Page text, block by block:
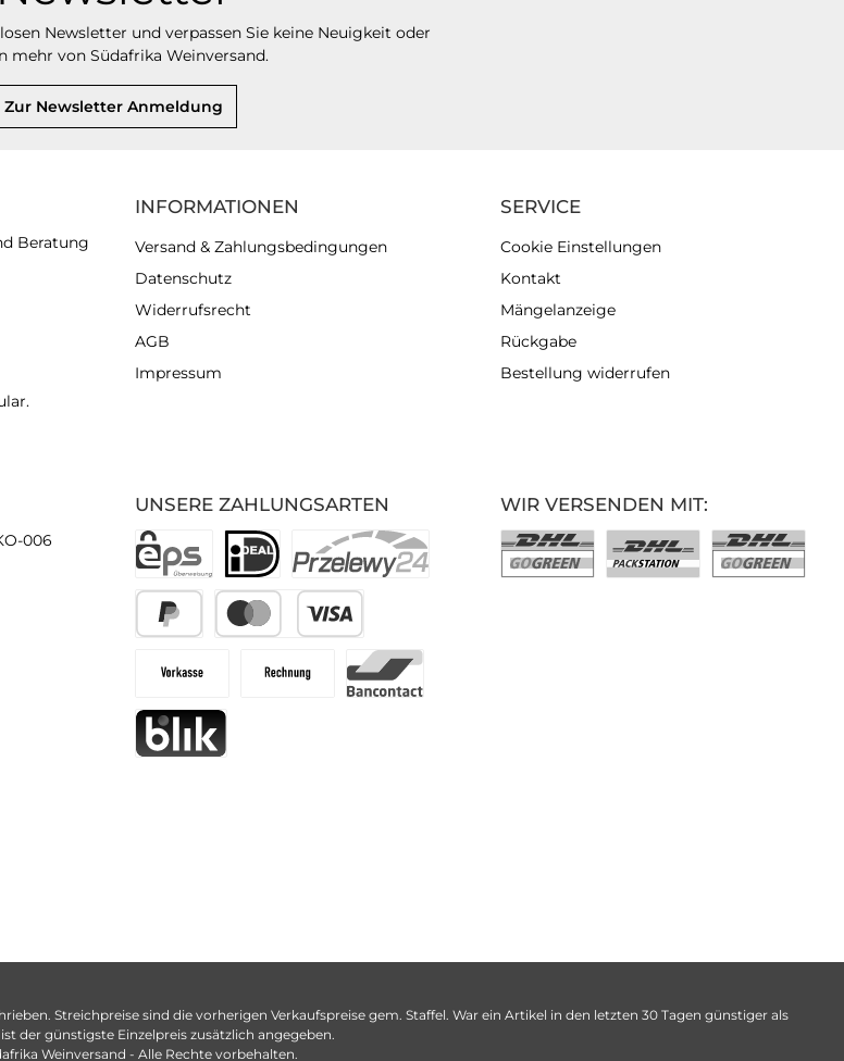
Newsletter und verpassen Sie keine Neuigkeit oder
mehr von Südafrika Weinversand.
Zur Newsletter Anmeldung
Beratung
.
UNSERE ZAHLUNGSARTEN
006
INFORMATIONEN
Versand & Zahlungsbedingungen
Datenschutz
Widerrufsrecht
AGB
Impressum
SERVICE
Cookie Einstellungen
Kontakt
Mängelanzeige
Rückgabe
Bestellung widerrufen
WIR VERSENDEN MIT:
Streichpreise sind die vorherigen Verkaufspreise gem. Staffel. War ein Artikel in den letzten 30 Tagen günstiger als
der günstigste Einzelpreis zusätzlich angegeben.
Weinversand - Alle Rechte vorbehalten.